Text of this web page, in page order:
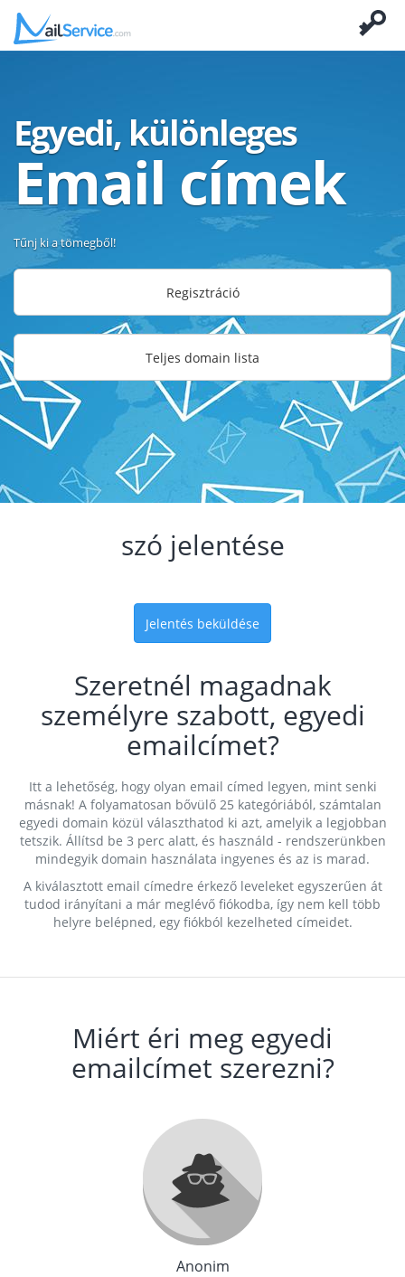
Egyedi, különleges
Email címek
Tűnj ki a tömegből!
Regisztráció
Teljes domain lista
szó jelentése
Jelentés beküldése
Szeretnél magadnak
személyre szabott, egyedi
emailcímet?
Itt a lehetőség, hogy olyan email címed legyen, mint senki
másnak! A folyamatosan bővülő 25 kategóriából, számtalan
egyedi domain közül választhatod ki azt, amelyik a legjobban
tetszik. Állítsd be 3 perc alatt, és használd - rendszerünkben
mindegyik domain használata ingyenes és az is marad.
A kiválasztott email címedre érkező leveleket egyszerűen át
tudod irányítani a már meglévő fiókodba, így nem kell több
helyre belépned, egy fiókból kezelheted címeidet.
Miért éri meg egyedi
emailcímet szerezni?
Anonim